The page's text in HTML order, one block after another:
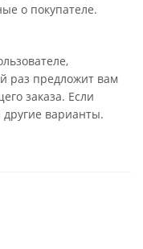
о покупателе.
раз предложит вам
заказа. Если
варианты.